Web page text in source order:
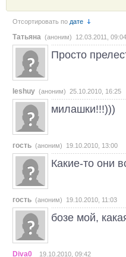
Отсортировать по дате
Татьяна (аноним) 12.03.2011, 09:04
Просто
leshuy (аноним) 25.10.2010, 16:25
милашки!!!)))
гость (аноним) 19.10.2010, 13:00
Какие-то они
гость (аноним) 19.10.2010, 11:03
бозе мой,
Diva0 19.10.2010, 09:42